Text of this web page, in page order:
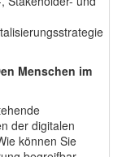
Menschen im
der digitalen
können Sie